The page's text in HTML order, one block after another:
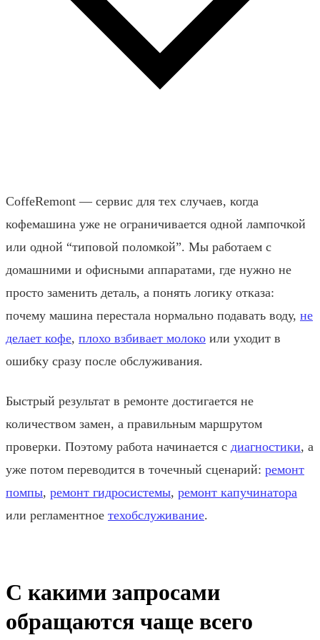
CoffeRemont — сервис для тех случаев, когда
кофемашина уже не ограничивается одной лампочкой
или одной “типовой поломкой”. Мы работаем с
домашними и офисными аппаратами, где нужно не
просто заменить деталь, а понять логику отказа:
почему машина перестала нормально подавать воду, не
делает кофе, плохо взбивает молоко или уходит в
ошибку сразу после обслуживания.
Быстрый результат в ремонте достигается не
количеством замен, а правильным маршрутом
проверки. Поэтому работа начинается с диагностики, а
уже потом переводится в точечный сценарий: ремонт
помпы, ремонт гидросистемы, ремонт капучинатора
или регламентное техобслуживание.
С какими запросами
обращаются чаще всего